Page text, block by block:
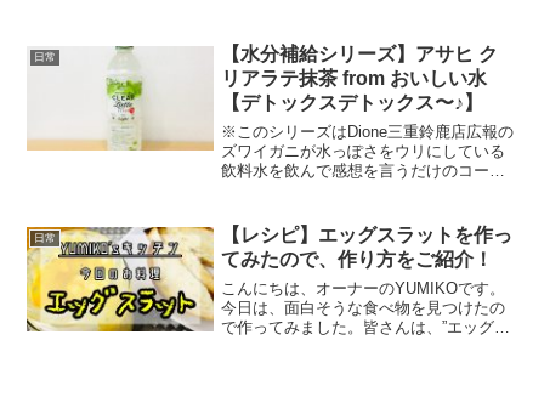
ズさんはオーナーのご実家なんです‼今は
コロ...
日常
【水分補給シリーズ】アサヒ ク
リアラテ抹茶 from おいしい水
【デトックスデトックス〜♪】
※このシリーズはDione三重鈴鹿店広報の
ズワイガニが水っぽさをウリにしている
飲料水を飲んで感想を言うだけのコーナ
日常
【レシピ】エッグスラットを作っ
てみたので、作り方をご紹介！
こんにちは、オーナーのYUMIKOです。
今日は、面白そうな食べ物を見つけたの
で作ってみました。皆さんは、”エッグス